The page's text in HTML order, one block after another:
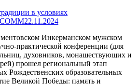
в условиях
СОММ22.11.2024
Инкерманском мужском
практической конференции (для
духовников, монашествующих и
прошел региональный этап
образовательных
Великой Победы: память и